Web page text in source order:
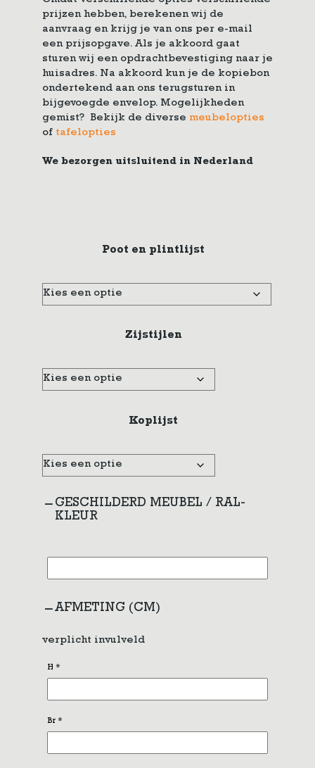
prijzen hebben, berekenen wij de
aanvraag en krijg je van ons per e-mail
een prijsopgave. Als je akkoord gaat
sturen wij een opdrachtbevestiging naar je
huisadres. Na akkoord kun je de kopiebon
ondertekend aan ons terugsturen in
bijgevoegde envelop. Mogelijkheden
gemist? Bekijk de diverse meubelopties
of tafelopties
We bezorgen uitsluitend in Nederland
Poot en plintlijst
Zijstijlen
Koplijst
GESCHILDERD MEUBEL / RAL-
KLEUR
AFMETING (CM)
verplicht invulveld
H *
Br *